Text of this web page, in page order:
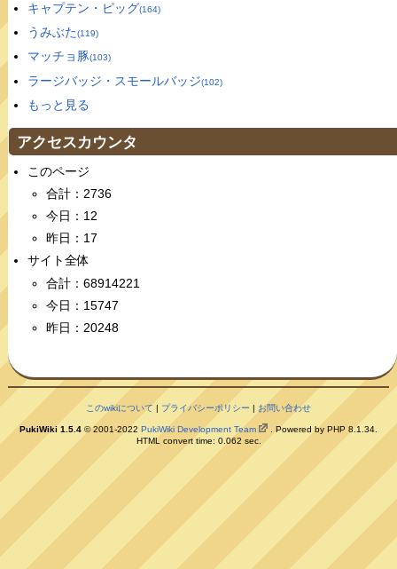
キャプテン・ピッグ(164)
うみぶた(119)
マッチョ豚(103)
ラージバッジ・スモールバッジ(102)
もっと見る
アクセスカウンタ
このページ
合計：2736
今日：12
昨日：17
サイト全体
合計：68914221
今日：15747
昨日：20248
このwikiについて | プライバシーポリシー | お問い合わせ
PukiWiki 1.5.4 © 2001-2022 PukiWiki Development Team
. Powered by PHP 8.1.34.
HTML convert time: 0.062 sec.